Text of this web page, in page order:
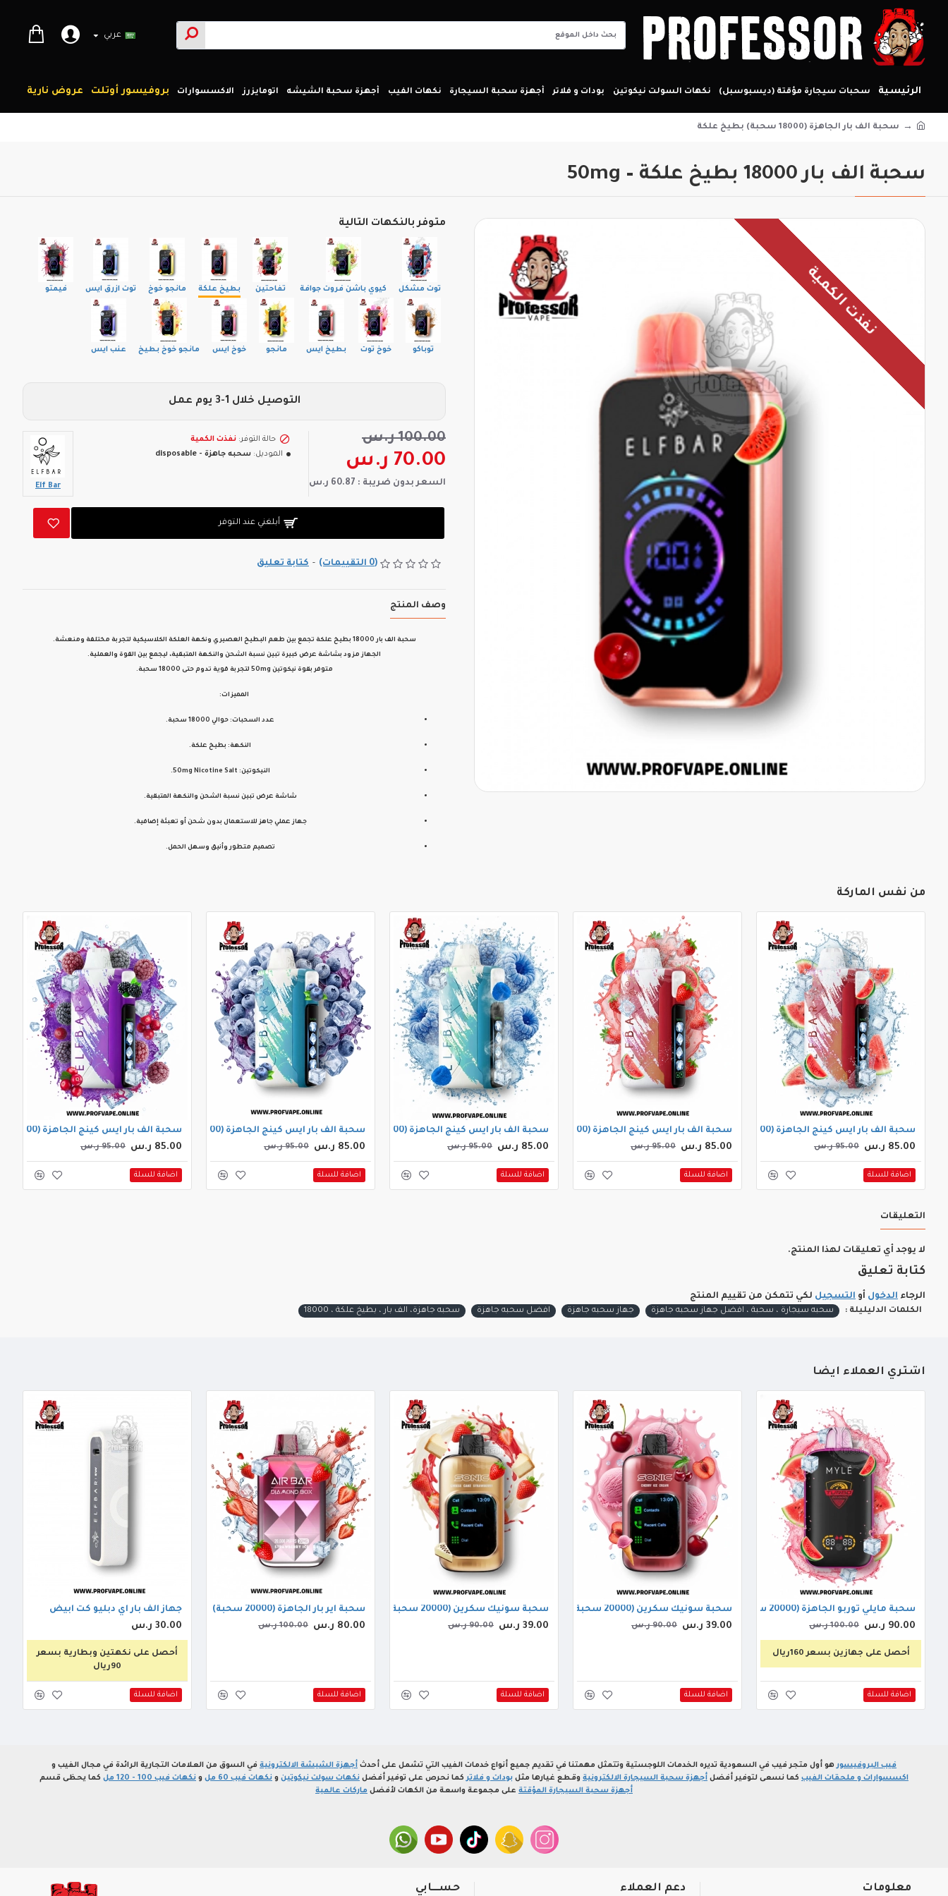
عربي
الرئيسية سحبات سيجارة مؤقتة (ديسبوسبل) نكهات السولت نيكوتين بودات و فلاتر أجهزة سحبة السيجارة نكهات الفيب أجهزة سحبة الشيشه اتومايزرز الاكسسوارات بروفيسور أوتلت عروض نارية
سحبة الف بار الجاهزة (18000 سحبة) بطيخ علكة
سحبة الف بار 18000 بطيخ علكة – 50mg
نفذت الكمية
متوفر بالنكهات التالية
توت مشكل كيوي باشن فروت جوافة تفاحتين بطيخ علكة مانجو خوخ توت ازرق ايس فيمتو
توباكو خوخ توت بطيخ ايس مانجو خوخ ايس مانجو خوخ بطيخ عنب ايس
(0 التقييمات) - كتابة تعليق
70.00 ر.س
100.00 ر.س
السعر بدون ضريبة : 60.87 ر.س
حالة التوفر: نفذت الكمية
الموديل: سحبه جاهزة - disposable
Elf Bar
التوصيل خلال 1-3 يوم عمل
أبلغني عند التوفر
وصف المنتج
سحبة الف بار 18000 بطيخ علكة تجمع بين طعم البطيخ العصيري ونكهة العلكة الكلاسيكية لتجربة مختلفة ومنعشة.
الجهاز مزود بشاشة عرض كبيرة تبين نسبة الشحن والنكهة المتبقية، ليجمع بين القوة والعملية.
متوفر بقوة نيكوتين 50mg لتجربة قوية تدوم حتى 18000 سحبة.
المميزات:
عدد السحبات: حوالي 18000 سحبة.
النكهة: بطيخ علكة.
النيكوتين: 50mg Nicotine Salt.
شاشة عرض تبين نسبة الشحن والنكهة المتبقية.
جهاز عملي جاهز للاستعمال بدون شحن أو تعبئة إضافية.
تصميم متطور وأنيق وسهل الحمل.
من نفس الماركة
سحبة الف بار ايس كينج الجاهزة (30000 سحبة) بطيخ ايس
85.00 ر.س 95.00 ر.س
اضافة للسلة
سحبة الف بار ايس كينج الجاهزة (30000 سحبة) بطيخ فرولة
85.00 ر.س 95.00 ر.س
اضافة للسلة
سحبة الف بار ايس كينج الجاهزة (30000 سحبة) بلو راز ايس
85.00 ر.س 95.00 ر.س
اضافة للسلة
سحبة الف بار ايس كينج الجاهزة (30000 سحبة) بلوبيري ايس
85.00 ر.س 95.00 ر.س
اضافة للسلة
سحبة الف بار ايس كينج الجاهزة (30000 سحبة) توت اسود كران بيري
85.00 ر.س 95.00 ر.س
اضافة للسلة
التعليقات
لا يوجد أي تعليقات لهذا المنتج.
كتابة تعليق
الرجاء الدخول أو التسجيل لكي تتمكن من تقييم المنتج
الكلمات الدليليلة : سحبه سيجارة ، سحبة ، افضل جهاز سحبه جاهزة جهاز سحبه جاهزة افضل سحبه جاهزة سحبه جاهزة، الف بار ، بطيخ علكة ، 18000
أشتري العملاء أيضاً
سحبة مايلي توربو الجاهزة (20000 سحبه) لش ايس
90.00 ر.س 100.00 ر.س
أحصل على جهازين بسعر 160ريال
اضافة للسلة
سحبة سونيك سكرين (20000 سحبة) كرز ايسكريم
39.00 ر.س 90.00 ر.س
اضافة للسلة
سحبة سونيك سكرين (20000 سحبة) تشيز كيك فرولة
39.00 ر.س 90.00 ر.س
اضافة للسلة
سحبة اير بار الجاهزة (20000 سحبة) فرولة ايس
80.00 ر.س 100.00 ر.س
اضافة للسلة
جهاز الف بار اي دبليو كت ابيض
30.00 ر.س
أحصل على نكهتين وبطارية بسعر
90ريال
اضافة للسلة
فيب البروفيسورهو أول متجر فيب في السعودية تديره الخدمات اللوجستية وتتمثل مهمتنا في تقديم جميع أنواع خدمات الفيب التي تشمل على أحدث أجهزة الشيشة الالكترونية في السوق من العلامات التجارية الرائدة في مجال الفيب و
اكسسوارات و ملحقات الفيب كما نسعى لتوفير أفضل أجهزة سحبة السيجارة الالكترونية وقطع غيارها مثل بودات و فلاتركما نحرص على توفير أفضل نكهات سولت نيكوتين و نكهات فيب 60 مل و نكهات فيب 100 - 120 مل
كما يحظى قسم
أجهزة سحبة السيجارة المؤقتة على مجموعة واسعة من الكهات لأفضل ماركات عالمية
معلومات دعم العملاء حســـابي